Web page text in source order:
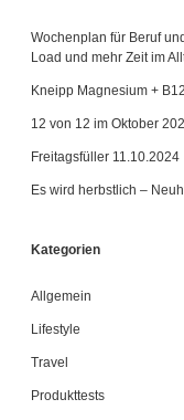
Wochenplan für Beruf
Load und mehr Zeit im
Kneipp Magnesium +
12 von 12 im Oktober
Freitagsfüller 11.10.2024
Es wird herbstlich –
Kategorien
Allgemein
Lifestyle
Travel
Produkttests